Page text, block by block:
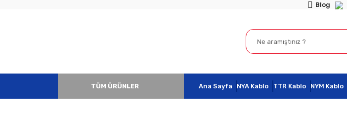
Blog
TÜM ÜRÜNLER Ana Sayfa NYA Kablo TTR Kablo NYM Kablo